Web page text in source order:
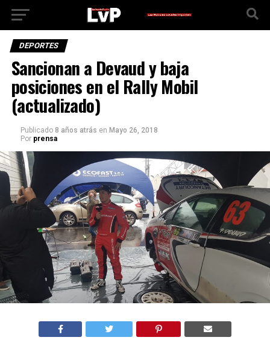
DEPORTES
Sancionan a Devaud y baja
posiciones en el Rally Mobil
(actualizado)
Publicado 8 años atrás en Mayo 26, 2018
Por prensa